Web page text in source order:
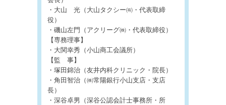
・大山 光（大山タクシー㈲・代表取締
役）
・磯山左門（アクリーグ㈱・代表取締役）
【専務理事】
・大関幸秀（小山商工会議所）
【監 事】
・塚田錦治（友井内科クリニック・院長）
・角田智治（㈱常陽銀行小山支店・支店
長）
・深谷卓男（深谷公認会計士事務所・所